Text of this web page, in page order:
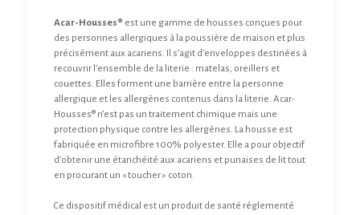
Acar-Housses® est une gamme de housses conçues pour
des personnes allergiques à la poussière de maison et plus
précisément aux acariens. Il s’agit d’enveloppes destinées à
recouvrir l’ensemble de la literie : matelas, oreillers et
couettes. Elles forment une barrière entre la personne
allergique et les allergènes contenus dans la literie. Acar-
Housses® n’est pas un traitement chimique mais une
protection physique contre les allergènes. La housse est
fabriquée en microfibre 100% polyester. Elle a pour objectif
d’obtenir une étanchéité aux acariens et punaises de lit tout
en procurant un « toucher » coton.
Ce dispositif médical est un produit de santé réglementé